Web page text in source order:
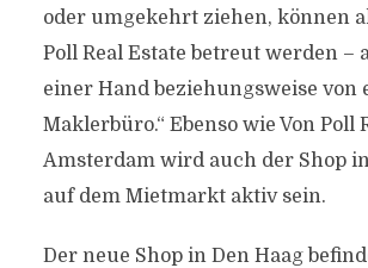
oder umgekehrt ziehen, können
Poll Real Estate betreut werden –
einer Hand beziehungsweise von
Maklerbüro.“ Ebenso wie Von Poll
Amsterdam wird auch der Shop
auf dem Mietmarkt aktiv sein.
Der neue Shop in Den Haag